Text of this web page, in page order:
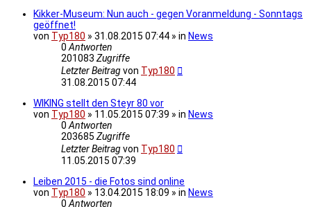
Kikker-Museum: Nun auch - gegen Voranmeldung - Sonntags
geöffnet!
von Typ180 » 31.08.2015 07:44 » in News
0Antworten
201083 Zugriffe
Letzter Beitragvon Typ180
31.08.2015 07:44
WIKING stellt den Steyr 80 vor
von Typ180 » 11.05.2015 07:39 » in News
0Antworten
203685 Zugriffe
Letzter Beitragvon Typ180
11.05.2015 07:39
Leiben 2015 - die Fotos sind online
von Typ180 » 13.04.2015 18:09 » in News
0Antworten